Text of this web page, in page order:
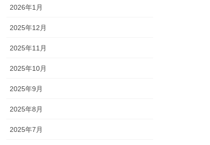
2026年1月
2025年12月
2025年11月
2025年10月
2025年9月
2025年8月
2025年7月